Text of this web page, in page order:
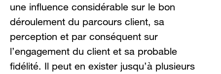
une influence considérable sur le bon
déroulement du parcours client, sa
perception et par conséquent sur
l’engagement du client et sa probable
fidélité. Il peut en exister jusqu’à plusieurs